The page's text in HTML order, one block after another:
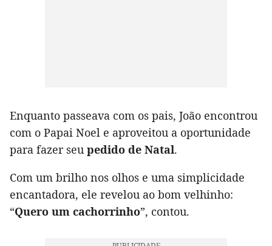
Enquanto passeava com os pais, João encontrou
com o Papai Noel e aproveitou a oportunidade
para fazer seu pedido de Natal.
Com um brilho nos olhos e uma simplicidade
encantadora, ele revelou ao bom velhinho:
“Quero um cachorrinho”, contou.